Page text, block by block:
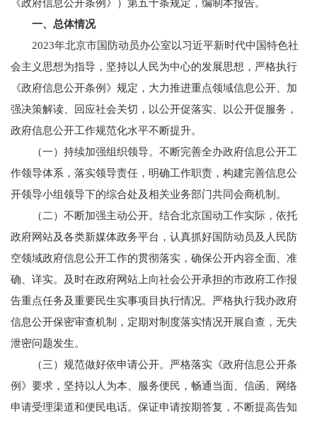
《政府信息公开条例》）第五十条规定，编制本报告。
一、总体情况
2023年北京市国防动员办公室以习近平新时代中国特色社
会主义思想为指导，坚持以人民为中心的发展思想，严格执行
《政府信息公开条例》规定，大力推进重点领域信息公开、加
强决策解读、回应社会关切，以公开促落实、以公开促服务，
政府信息公开工作规范化水平不断提升。
（一）持续加强组织领导。不断完善全办政府信息公开工
作领导体系，落实领导责任，明确工作职责，构建完善信息公
开领导小组领导下的综合处及相关业务部门共同会商机制。
（二）不断加强主动公开。结合北京国动工作实际，依托
政府网站及各类新媒体政务平台，认真抓好国防动员及人民防
空领域政府信息公开工作的贯彻落实，确保公开内容全面、准
确、详实。及时在政府网站上向社会公开承担的市政府工作报
告重点任务及重要民生实事项目执行情况。严格执行我办政府
信息公开保密审查机制，定期对制度落实情况开展自查，无失
泄密问题发生。
（三）规范做好依申请公开。严格落实《政府信息公开条
例》要求，坚持以人为本、服务便民，畅通当面、信函、网络
申请受理渠道和便民电话。保证申请按期答复，不断提高告知